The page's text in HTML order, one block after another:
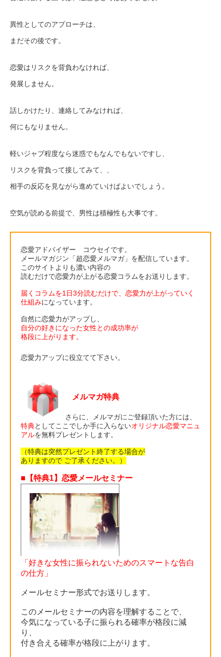
異性としてのアプローチは、
まだその後です。
恋愛はリスクを背負わなければ、
発展しません。
話しかけたり、連絡してみなければ、
何にもなりません。
軽いジャブ程度なら迷惑でもなんでもないですし、
リスクを背負って接してみて、、
相手の反応を見ながら進めていけばよいでしょう。
空気が読める前提で、男性は積極性も大事です。
恋愛アドバイザー コウセイです。
メールマガジン「超恋愛メルマガ」を配信しています。
このサイトよりも濃い内容の
読むだけで恋愛力が上がる恋愛コラムをお送りします。
届くコラムを1日3分読むだけで、恋愛力が上がっていく
仕組みになっています。
自然に恋愛力がアップし、
自分の好きになった女性との成功率が
格段に上がります。
恋愛力アップに役立てて下さい。
メルマガ特典
さらに、メルマガにご登録頂いた方には、
特典としてここでしか手に入らないオリジナル恋愛マニュ
アルを無料プレゼントします。
（特典は突然プレゼント終了する場合が
ありますので ご了承ください。）
■【特典1】恋愛メールセミナー
「好きな女性に振られないためのスマートな告白
の仕方」
メールセミナー形式でお送りします。
このメールセミナーの内容を理解することで、
今気になっている子に振られる確率が格段に減
り、
付き合える確率が格段に上がります。